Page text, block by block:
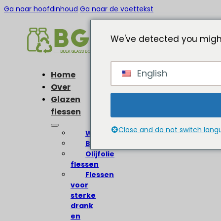
Ga naar hoofdinhoud Ga naar de voettekst
Home
Over
Glazen
flessen
Wijnflessen
Bierflessen
Olijfolie
flessen
Flessen
voor
sterke
drank
en
We've detected you
English
Close and do not switch